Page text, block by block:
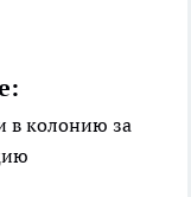
в колонию за